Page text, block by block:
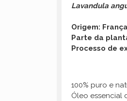
Lavandula
Origem: França
Parte da
Processo de
100% puro e
Óleo essencial